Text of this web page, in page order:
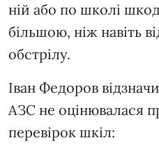
ній або по школі
більшою, ніж навіть
обстрілу.
Іван Федоров
АЗС не оцінювалася
перевірок шкіл: